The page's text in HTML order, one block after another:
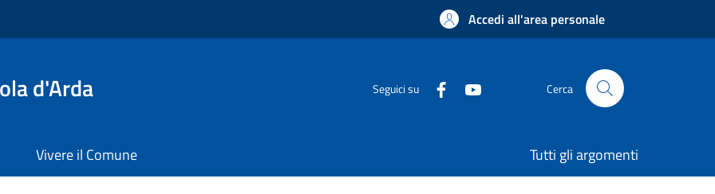
Accedi all'area personale
d'Arda Seguici su Cerca
Vivere il Comune Tutti gli argomenti